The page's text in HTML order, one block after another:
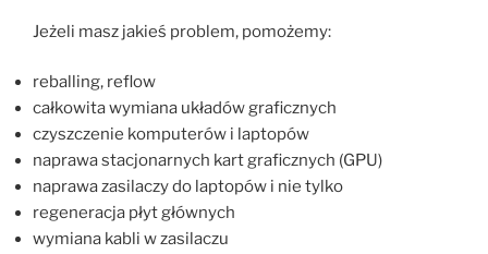
Jeżeli masz jakieś problem, pomożemy:
reballing, reflow
całkowita wymiana układów graficznych
czyszczenie komputerów i laptopów
naprawa stacjonarnych kart graficznych (GPU)
naprawa zasilaczy do laptopów i nie tylko
regeneracja płyt głównych
wymiana kabli w zasilaczu